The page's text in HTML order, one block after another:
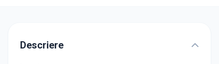
Descriere